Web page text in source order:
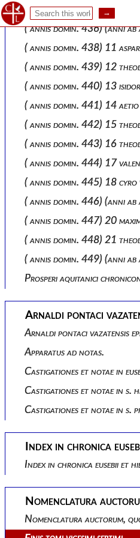
( annis domin. 435) 8 basso
( annis domin. 436) (anni
( annis domin. 438) 11
( annis domin. 439) 12
( annis domin. 440) 13
( annis domin. 441) 14 aetio
( annis domin. 442) 15
( annis domin. 443) 16
( annis domin. 444) 17
( annis domin. 445) 18 cyro
( annis domin. 446) (anni
( annis domin. 447) 20
( annis domin. 448) 21
( annis domin. 449) (anni
Prosperi aquitanici
Arnaldi pontaci
Arnaldi pontaci vazatensis
Apparatus ad notas.
Castigationes et notae in
Castigationes et notae in s.
Castigationes et notae in s.
Index in chronica
Index in chronica eusebii et
Nomenclatura
Nomenclatura auctorum,